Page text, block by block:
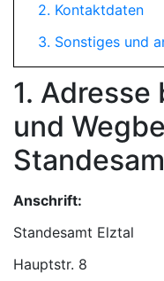
2. Kontaktdaten
3. Sonstiges und
1.
und
Anschrift:
Standesamt Elztal